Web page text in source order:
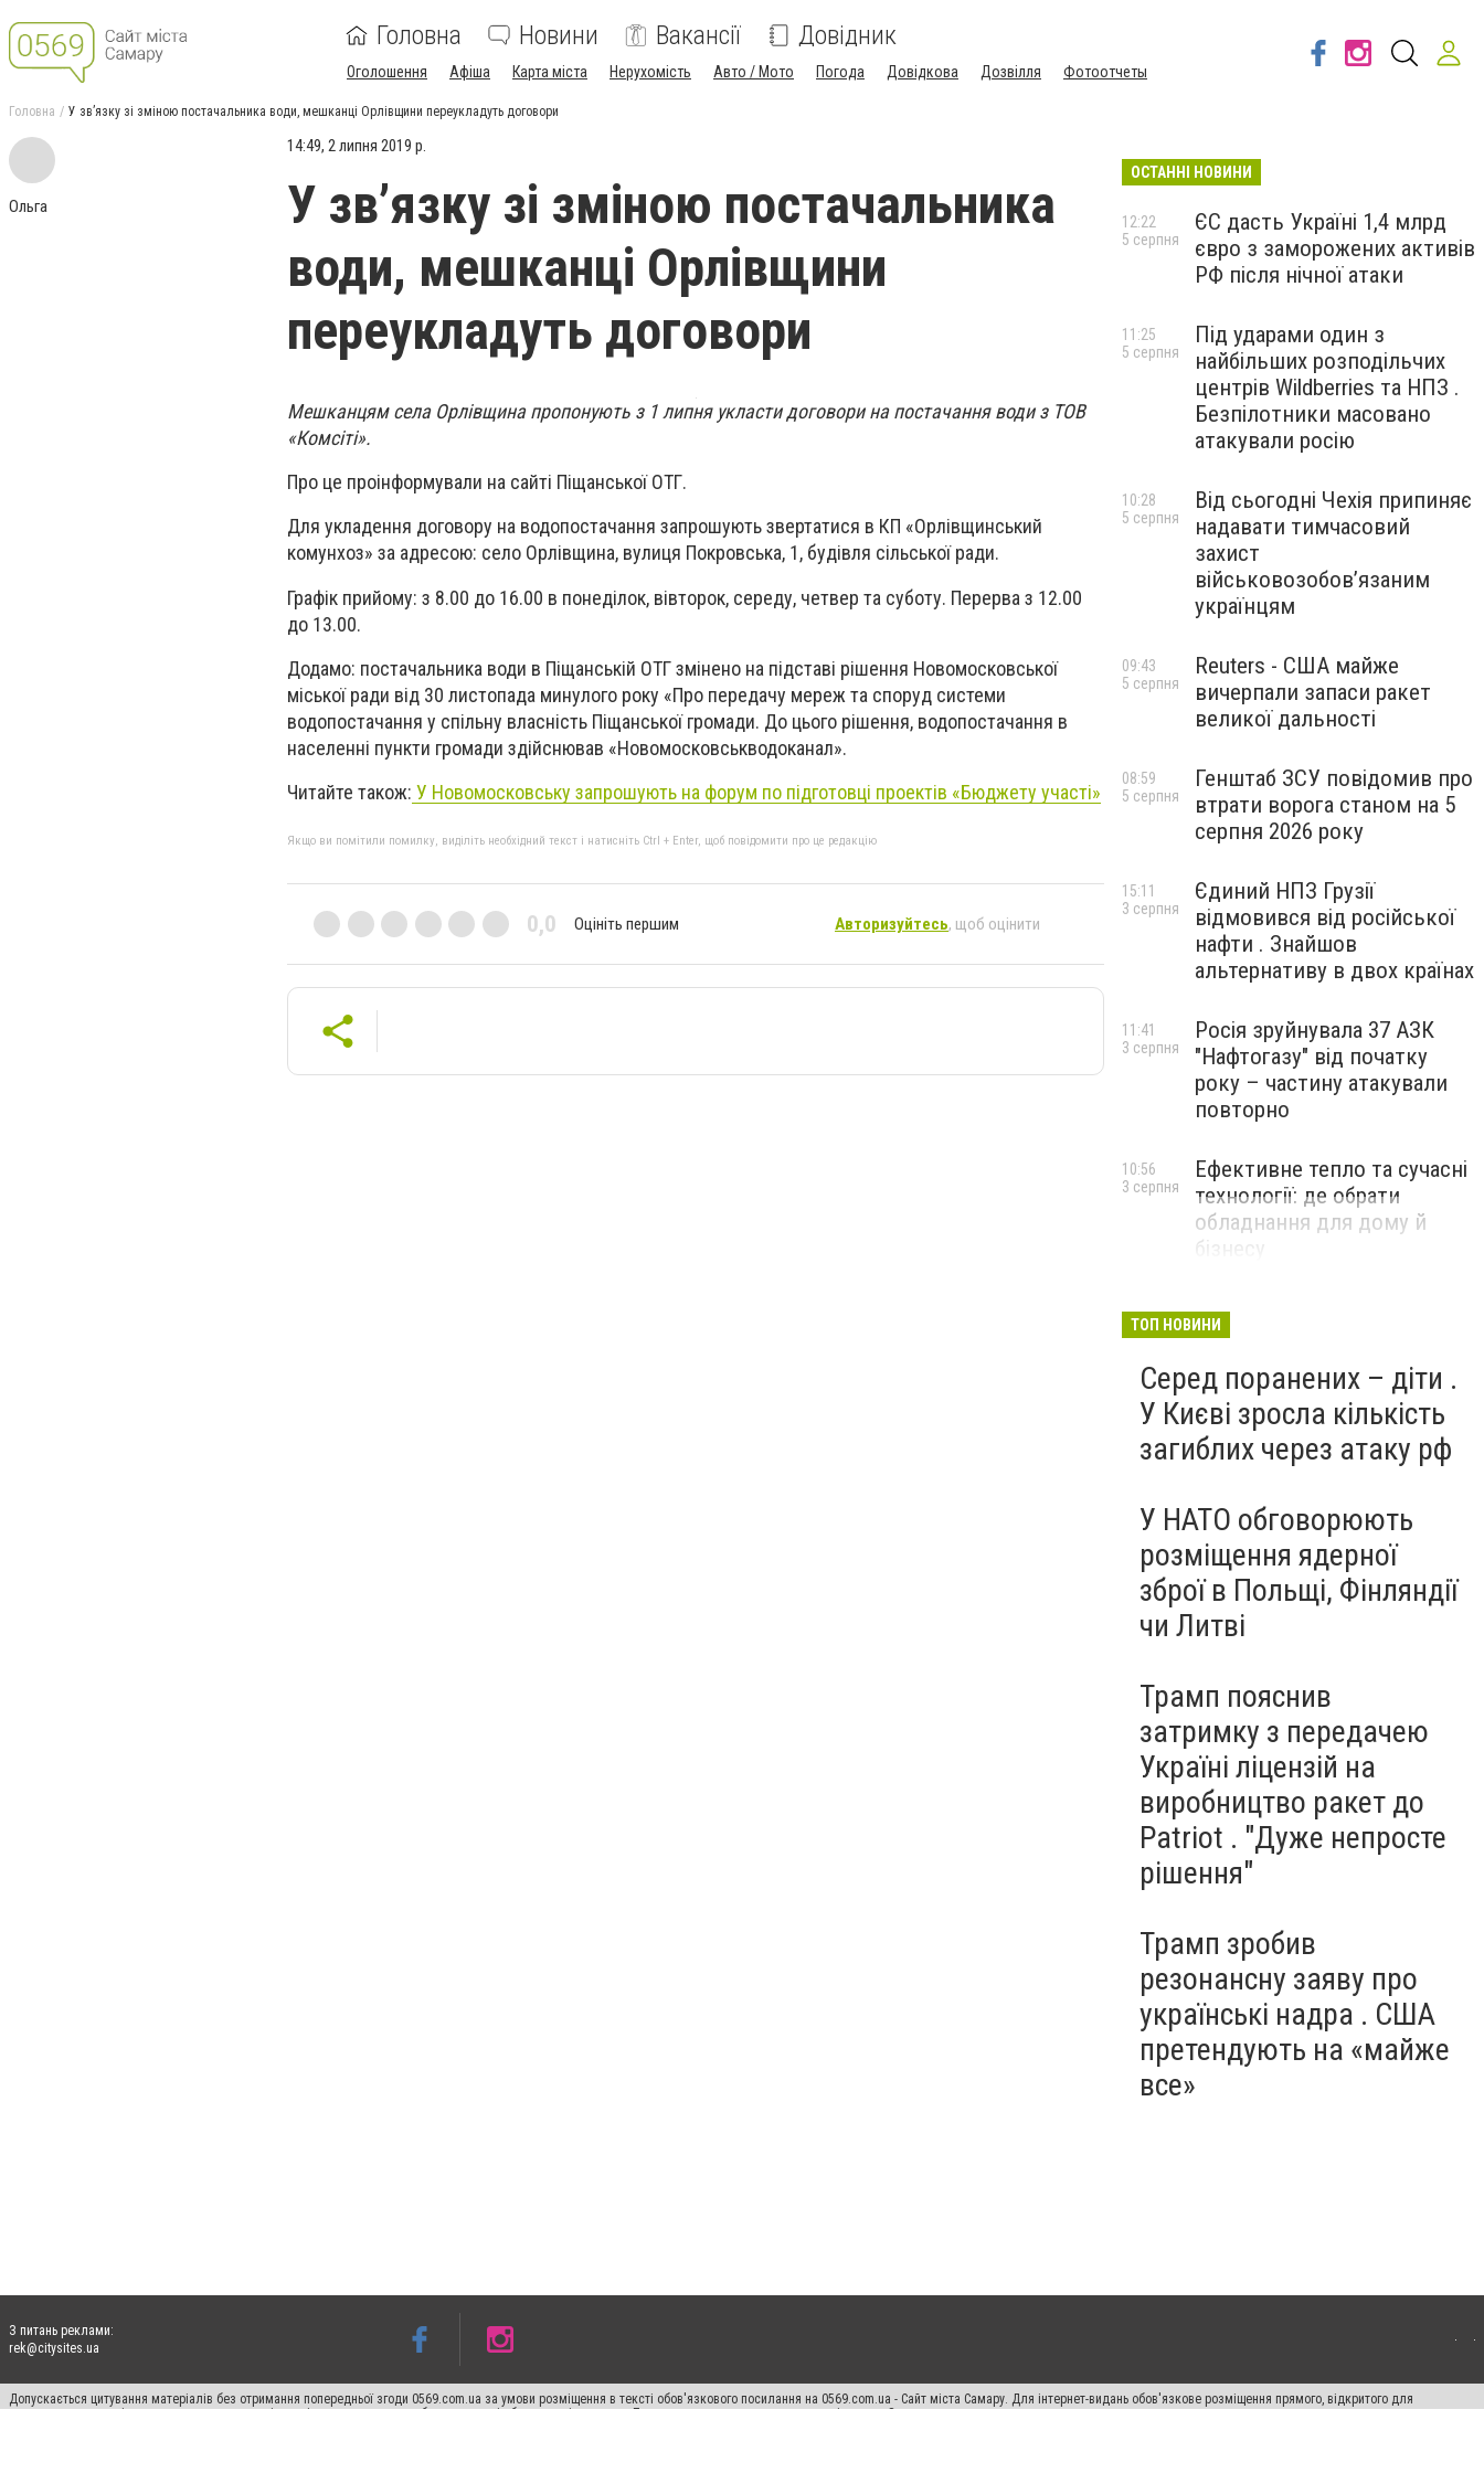
Головна Новини Вакансії Довідник
Оголошення Афіша Карта міста Нерухомість Авто / Мото Погода Довідкова Дозвілля Фотоотчеты
Головна У зв’язку зі зміною постачальника води, мешканці Орлівщини переукладуть договори
Ольга
14:49, 2 липня 2019 р.
У зв’язку зі зміною постачальника
води, мешканці Орлівщини
переукладуть договори
Мешканцям села Орлівщина пропонують з 1 липня укласти договори на постачання води з ТОВ
«Комсіті».
Про це проінформували на сайті Піщанської ОТГ.
Для укладення договору на водопостачання запрошують звертатися в КП «Орлівщинський
комунхоз» за адресою: село Орлівщина, вулиця Покровська, 1, будівля сільської ради.
Графік прийому: з 8.00 до 16.00 в понеділок, вівторок, середу, четвер та суботу. Перерва з 12.00
до 13.00.
Додамо: постачальника води в Піщанській ОТГ змінено на підставі рішення Новомосковської
міської ради від 30 листопада минулого року «Про передачу мереж та споруд системи
водопостачання у спільну власність Піщанської громади. До цього рішення, водопостачання в
населенні пункти громади здійснював «Новомосковськводоканал».
Читайте також: У Новомосковську запрошують на форум по підготовці проектів «Бюджету участі»
Якщо ви помітили помилку, виділіть необхідний текст і натисніть Ctrl + Enter, щоб повідомити про це редакцію
0,0 Оцініть першим Авторизуйтесь, щоб оцінити
ОСТАННІ НОВИНИ
ЄС дасть Україні 1,4 млрд
євро з заморожених активів
РФ після нічної атаки
12:22
5 серпня
Під ударами один з
найбільших розподільчих
центрів Wildberries та НПЗ .
Безпілотники масовано
атакували росію
11:25
5 серпня
Від сьогодні Чехія припиняє
надавати тимчасовий
захист
військовозобов’язаним
українцям
10:28
5 серпня
Reuters - США майже
вичерпали запаси ракет
великої дальності
09:43
5 серпня
Генштаб ЗСУ повідомив про
втрати ворога станом на 5
серпня 2026 року
08:59
5 серпня
Єдиний НПЗ Грузії
відмовився від російської
нафти . Знайшов
альтернативу в двох країнах
15:11
3 серпня
Росія зруйнувала 37 АЗК
"Нафтогазу" від початку
року – частину атакували
повторно
11:41
3 серпня
Ефективне тепло та сучасні
технології: де обрати
обладнання для дому й
бізнесу
10:56
3 серпня
ТОП НОВИНИ
Серед поранених – діти .
У Києві зросла кількість
загиблих через атаку рф
У НАТО обговорюють
розміщення ядерної
зброї в Польщі, Фінляндії
чи Литві
Трамп пояснив
затримку з передачею
Україні ліцензій на
виробництво ракет до
Patriot . "Дуже непросте
рішення"
Трамп зробив
резонансну заяву про
українські надра . США
претендують на «майже
все»
З питань реклами:
rek@citysites.ua
Допускається цитування матеріалів без отримання попередньої згоди 0569.com.ua за умови розміщення в тексті обов'язкового посилання на 0569.com.ua - Сайт міста Самару. Для інтернет-видань обов'язкове розміщення прямого, відкритого для
пошукових систем гіперпосилання на цитовані статті не нижче другого абзацу в тексті або в якості джерела. Порушення виняткових прав переслідується Законом.